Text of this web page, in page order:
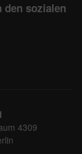
den sozialen
4309